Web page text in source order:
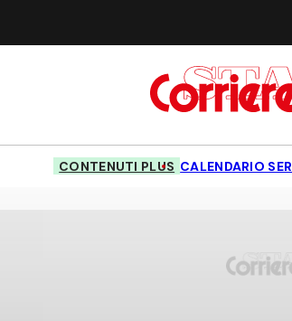
CONTENUTI PLUS CALENDARIO